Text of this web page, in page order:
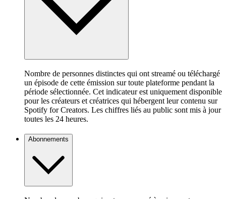
Nombre de personnes distinctes qui ont streamé ou téléchargé
un épisode de cette émission sur toute plateforme pendant la
période sélectionnée. Cet indicateur est uniquement disponible
pour les créateurs et créatrices qui hébergent leur contenu sur
Spotify for Creators. Les chiffres liés au public sont mis à jour
toutes les 24 heures.
Abonnements